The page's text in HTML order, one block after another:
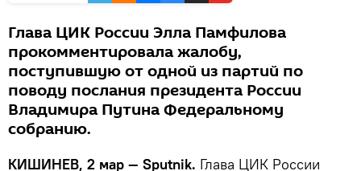
Глава ЦИК России Элла Памфилова
прокомментировала жалобу,
поступившую от одной из партий по
поводу послания президента России
Владимира Путина Федеральному
собранию.
КИШИНЕВ, 2 мар — Sputnik. Глава ЦИК России